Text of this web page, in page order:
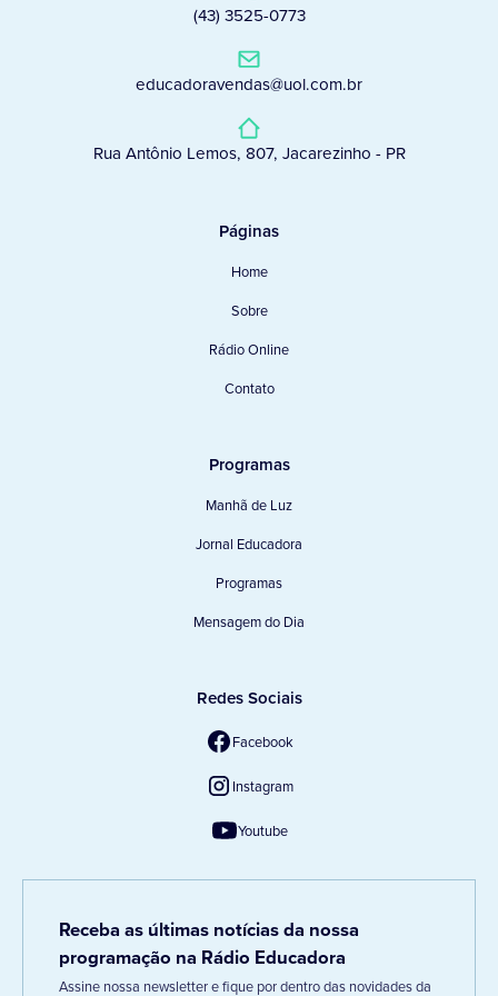
(43) 3525-0773
educadoravendas@uol.com.br
Rua Antônio Lemos, 807, Jacarezinho - PR
Páginas
Home
Sobre
Rádio Online
Contato
Programas
Manhã de Luz
Jornal Educadora
Programas
Mensagem do Dia
Redes Sociais
Facebook
Instagram
Youtube
Receba as últimas notícias da nossa
programação na Rádio Educadora
Assine nossa newsletter e fique por dentro das novidades da